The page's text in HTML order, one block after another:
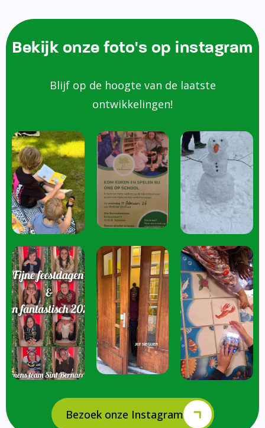
Bekijk onze foto's op instagram
Blijf op de hoogte van de laatste
ontwikkelingen!
Bezoek onze Instagram